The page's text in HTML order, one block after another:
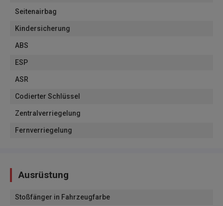
Seitenairbag
Kindersicherung
ABS
ESP
ASR
Codierter Schlüssel
Zentralverriegelung
Fernverriegelung
Ausrüstung
Stoßfänger in Fahrzeugfarbe